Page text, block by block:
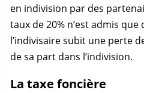
en indivision par des
taux de 20% n’est admis que
l’indivisaire subit une perte
de sa part dans l’indivision.
La taxe foncière